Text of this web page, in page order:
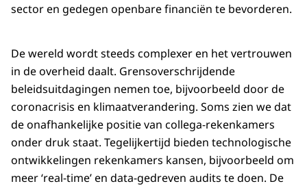
sector en gedegen openbare financiën te bevorderen.
De wereld wordt steeds complexer en het vertrouwen
in de overheid daalt. Grensoverschrijdende
beleidsuitdagingen nemen toe, bijvoorbeeld door de
coronacrisis en klimaatverandering. Soms zien we dat
de onafhankelijke positie van collega-rekenkamers
onder druk staat. Tegelijkertijd bieden technologische
ontwikkelingen rekenkamers kansen, bijvoorbeeld om
meer ‘real-time’ en data-gedreven audits te doen. De